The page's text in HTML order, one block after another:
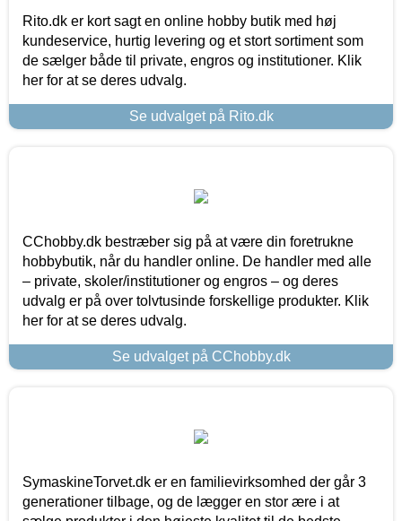
Rito.dk er kort sagt en online hobby butik med høj
kundeservice, hurtig levering og et stort sortiment som
de sælger både til private, engros og institutioner. Klik
her for at se deres udvalg.
Se udvalget på Rito.dk
CChobby.dk bestræber sig på at være din foretrukne
hobbybutik, når du handler online. De handler med alle
– private, skoler/institutioner og engros – og deres
udvalg er på over tolvtusinde forskellige produkter. Klik
her for at se deres udvalg.
Se udvalget på CChobby.dk
SymaskineTorvet.dk er en familievirksomhed der går 3
generationer tilbage, og de lægger en stor ære i at